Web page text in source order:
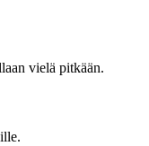
vielä pitkään.